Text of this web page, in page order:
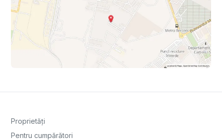
Proprietăți
Pentru cumpărători